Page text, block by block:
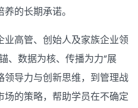
的长期承诺。
高管、创始人及家族企业领
、数据为核、传播为力”展
导力与创新思维，到管理战
的策略，帮助学员在不确定